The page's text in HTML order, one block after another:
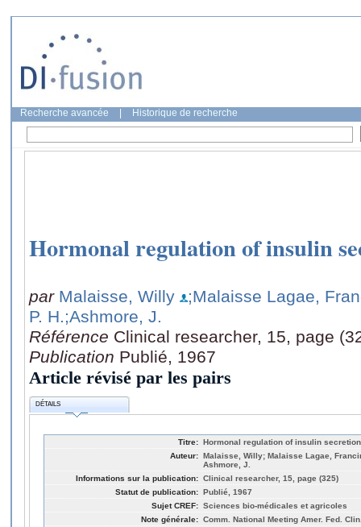
Recherche avancée Historique de recherche
Hormonal regulation of insulin
par Malaisse, Willy
;Malaisse Lagae,
P. H.;Ashmore, J.
Référence Clinical researcher, 15, page
Publication Publié, 1967
Article révisé par les pairs
DÉTAILS
Titre: Hormonal regulation of insulin secretion
Auteur: Malaisse, Willy; Malaisse Lagae,
Ashmore, J.
Informations sur la publication: Clinical researcher, 15, page (325)
Statut de publication: Publié, 1967
Sujet CREF: Sciences bio-médicales et agricoles
Note générale: Comm. National Meeting Amer. Fed.